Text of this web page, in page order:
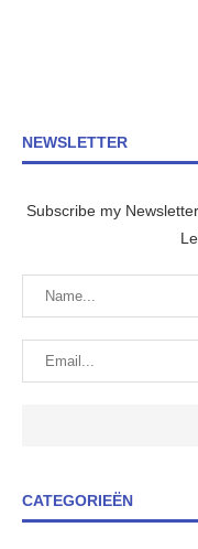
NEWSLETTER
Subscribe my
CATEGORIEËN